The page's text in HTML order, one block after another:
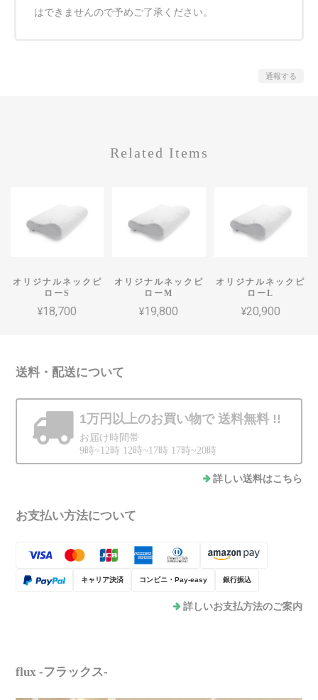
はできませんので予めご了承ください。
通報する
Related Items
オリジナルネックピ
ローS
¥18,700
オリジナルネックピ
ローM
¥19,800
オリジナルネックピ
ローL
¥20,900
送料・配送について
1万円以上のお買い物で 送料無料 !!
お届け時間帯
9時~12時 12時~17時 17時~20時
詳しい送料はこちら
お支払い方法について
キャリア決済 コンビニ・Pay-easy 銀行振込
詳しいお支払方法のご案内
flux -フラックス-